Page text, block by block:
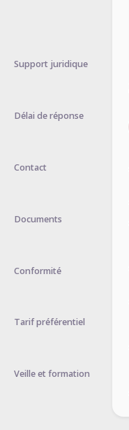
Support juridique
Délai de réponse
Contact
Documents
Conformité
Tarif préférentiel
Veille et formation